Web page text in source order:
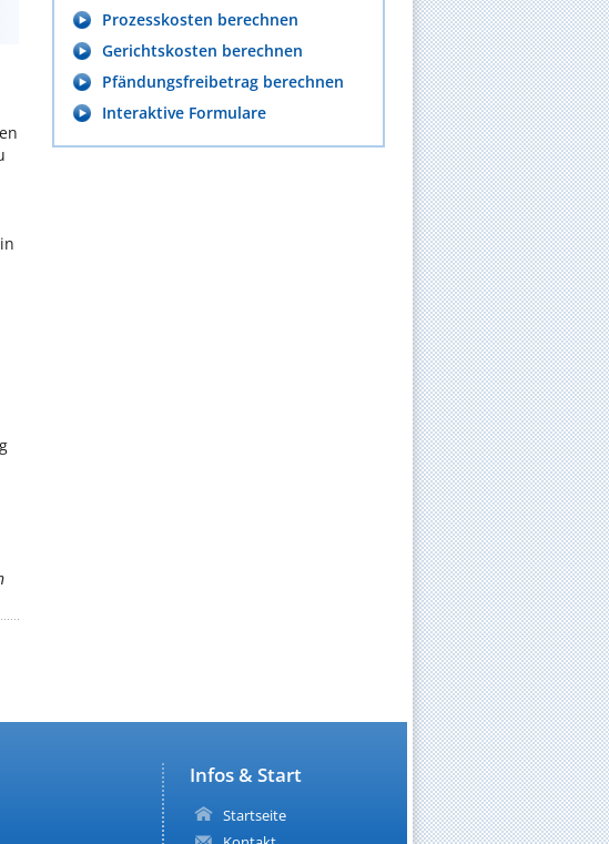
Prozesskosten berechnen
Gerichtskosten berechnen
Pfändungsfreibetrag berechnen
Interaktive Formulare
Infos & Start
Startseite